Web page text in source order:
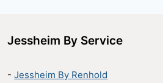
Jessheim By Service
-Jessheim By Renhold